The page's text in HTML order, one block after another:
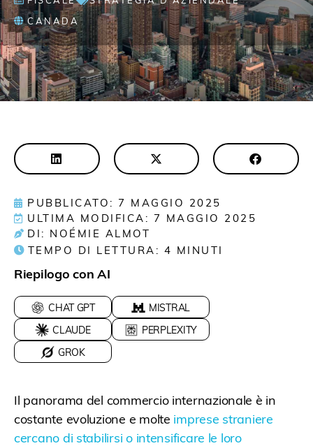
CANADA
PUBBLICATO: 7 MAGGIO 2025
ULTIMA MODIFICA: 7 MAGGIO 2025
DI: NOÉMIE ALMOT
TEMPO DI LETTURA: 4 MINUTI
Riepilogo con AI
CHAT GPT
MISTRAL
CLAUDE
PERPLEXITY
GROK
Il panorama del commercio internazionale è in
costante evoluzione e molte imprese straniere
cercano di stabilirsi o intensificare le loro